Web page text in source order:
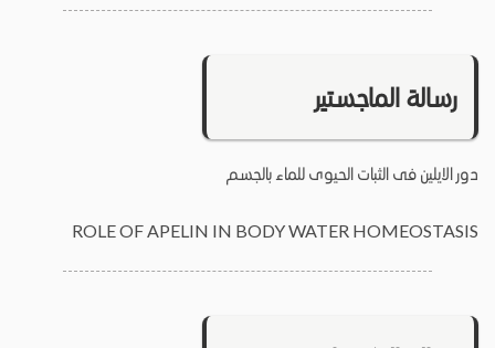
رسالة الماجستير
دور الايلين فى الثبات الحيوى للماء بالجسم
ROLE OF APELIN IN BODY WATER HOMEOSTASIS